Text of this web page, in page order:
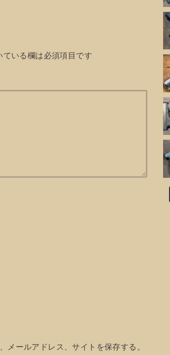
ている欄は必須項目です
メールアドレス、サイトを保存する。